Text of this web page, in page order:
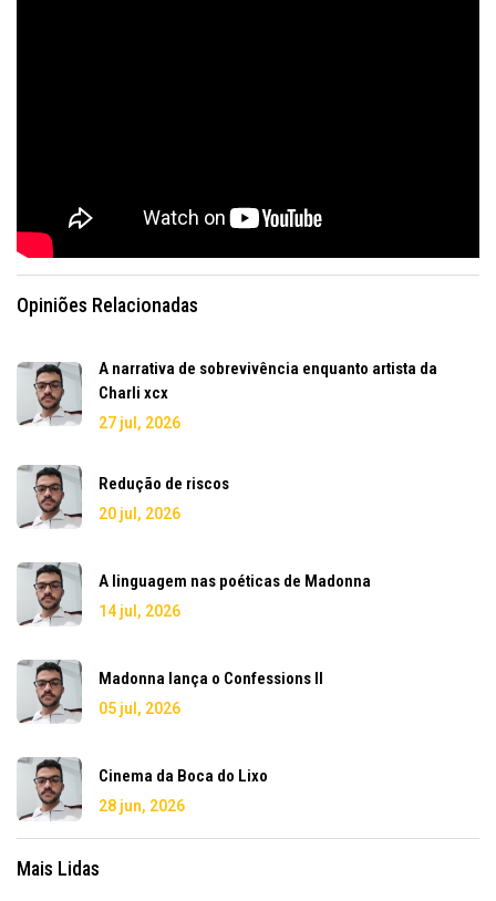
Opiniões Relacionadas
A narrativa de sobrevivência enquanto artista da
Charli xcx
27 jul, 2026
Redução de riscos
20 jul, 2026
A linguagem nas poéticas de Madonna
14 jul, 2026
Madonna lança o Confessions II
05 jul, 2026
Cinema da Boca do Lixo
28 jun, 2026
Mais Lidas